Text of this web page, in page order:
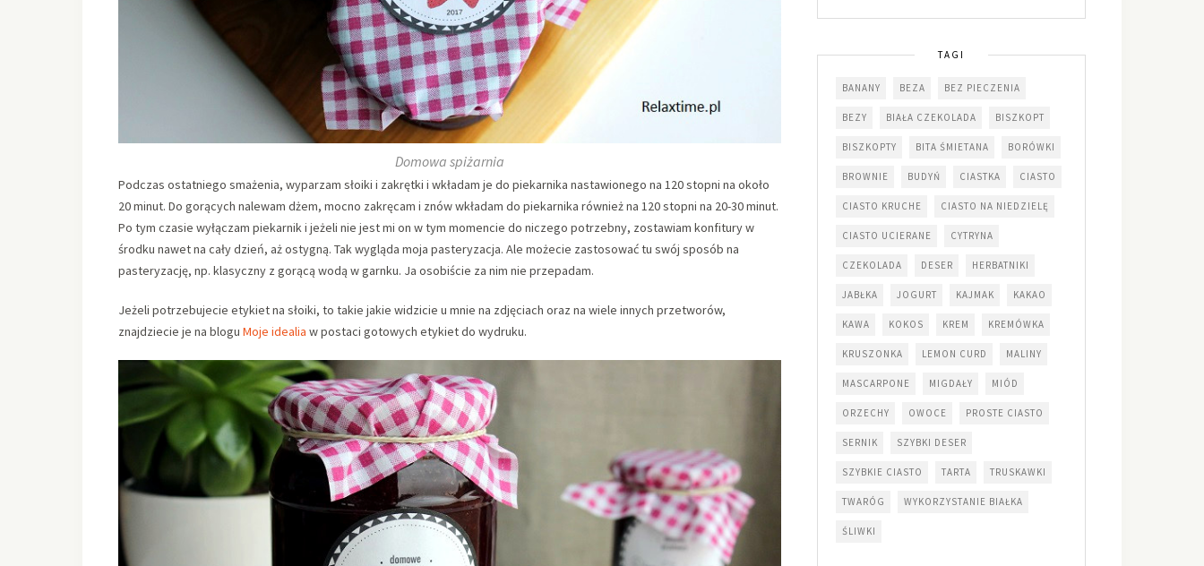
Domowa spiżarnia
Podczas ostatniego smażenia, wyparzam słoiki i zakrętki i wkładam je do piekarnika nastawionego na 120 stopni na około
20 minut. Do gorących nalewam dżem, mocno zakręcam i znów wkładam do piekarnika również na 120 stopni na 20-30 minut.
Po tym czasie wyłączam piekarnik i jeżeli nie jest mi on w tym momencie do niczego potrzebny, zostawiam konfitury w
środku nawet na cały dzień, aż ostygną. Tak wygląda moja pasteryzacja. Ale możecie zastosować tu swój sposób na
pasteryzację, np. klasyczny z gorącą wodą w garnku. Ja osobiście za nim nie przepadam.
Jeżeli potrzebujecie etykiet na słoiki, to takie jakie widzicie u mnie na zdjęciach oraz na wiele innych przetworów,
znajdziecie je na blogu Moje idealia w postaci gotowych etykiet do wydruku.
TAGI
BANANY BEZA BEZ PIECZENIA
BEZY BIAŁA CZEKOLADA BISZKOPT
BISZKOPTY BITA ŚMIETANA BORÓWKI
BROWNIE BUDYŃ CIASTKA CIASTO
CIASTO KRUCHE CIASTO NA NIEDZIELĘ
CIASTO UCIERANE CYTRYNA
CZEKOLADA DESER HERBATNIKI
JABŁKA JOGURT KAJMAK KAKAO
KAWA KOKOS KREM KREMÓWKA
KRUSZONKA LEMON CURD MALINY
MASCARPONE MIGDAŁY MIÓD
ORZECHY OWOCE PROSTE CIASTO
SERNIK SZYBKI DESER
SZYBKIE CIASTO TARTA TRUSKAWKI
TWARÓG WYKORZYSTANIE BIAŁKA
ŚLIWKI